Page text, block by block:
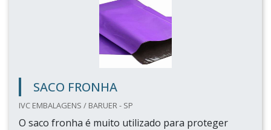
SACO FRONHA
IVC EMBALAGENS / BARUER - SP
O saco fronha é muito utilizado para proteger